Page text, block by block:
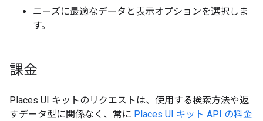
ニーズに最適なデータと表示オプションを選択しま
す。
課金
Places UI キットのリクエストは、使用する検索方法や返
すデータ型に関係なく、常に Places UI キット API の料金